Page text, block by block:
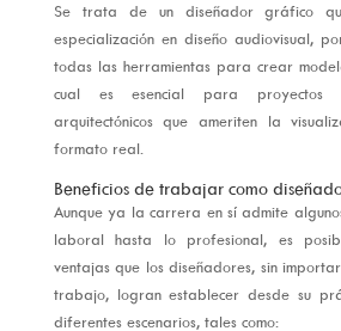
Se trata de un diseñador gráfico
especialización en diseño audiovisual,
todas las herramientas para crear
cual es esencial para proyectos
arquitectónicos que ameriten la
formato real.
Beneficios de trabajar como
Aunque ya la carrera en sí admite
laboral hasta lo profesional, es
ventajas que los diseñadores, sin
trabajo, logran establecer desde su
diferentes escenarios, tales como: